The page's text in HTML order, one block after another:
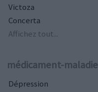
Victoza
Concerta
Affichez tout...
médicament-maladie
Dépression